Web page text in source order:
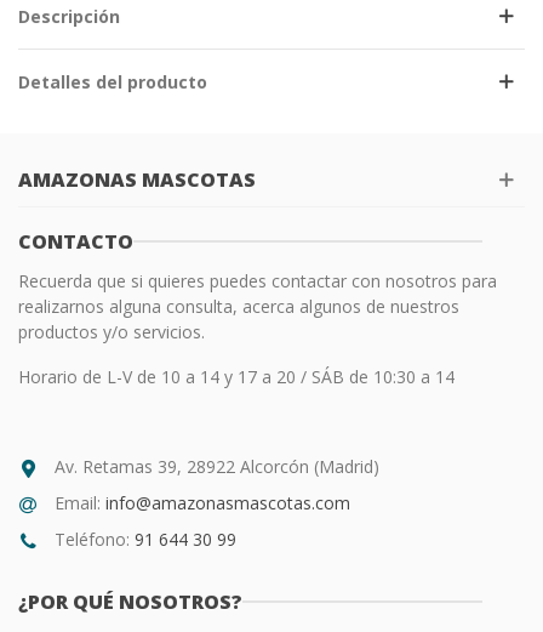
Descripción
Detalles del producto
AMAZONAS MASCOTAS
CONTACTO
Recuerda que si quieres puedes contactar con nosotros para
realizarnos alguna consulta, acerca algunos de nuestros
productos y/o servicios.
Horario de L-V de 10 a 14 y 17 a 20 / SÁB de 10:30 a 14
Av. Retamas 39, 28922 Alcorcón (Madrid)
Email: info@amazonasmascotas.com
Teléfono: 91 644 30 99
¿POR QUÉ NOSOTROS?